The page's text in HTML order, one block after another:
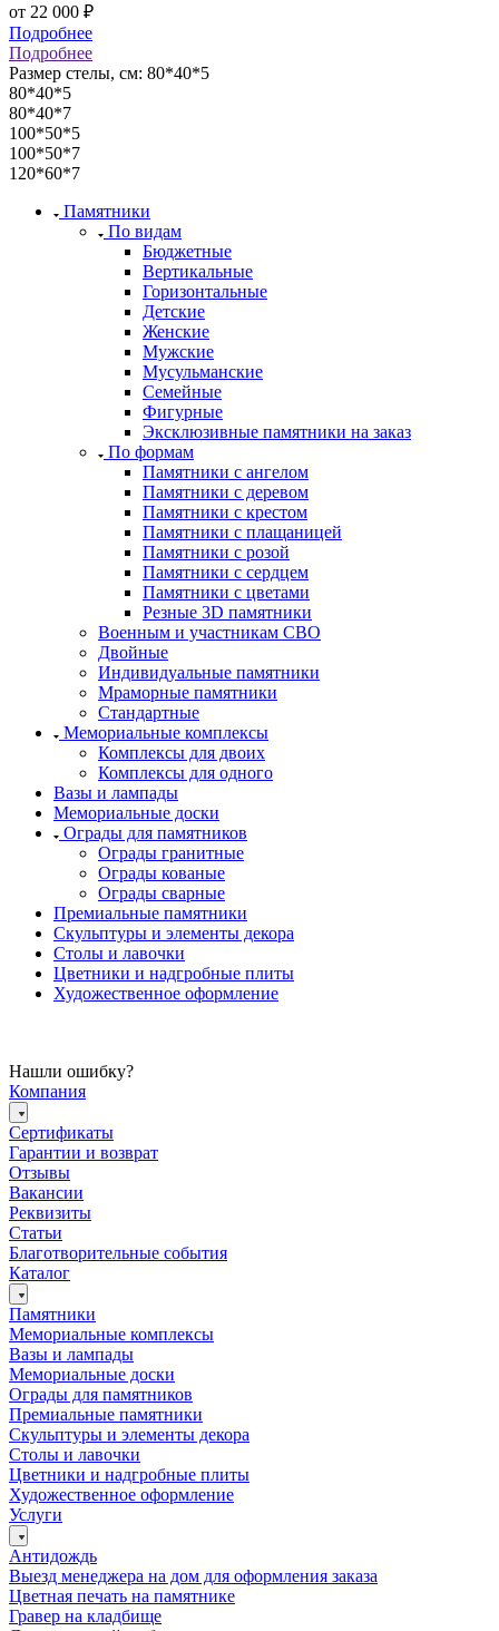
от 22 000 ₽
Подробнее
Подробнее
Размер стелы, см: 80*40*5
80*40*5
80*40*7
100*50*5
100*50*7
120*60*7
Памятники
По видам
Бюджетные
Вертикальные
Горизонтальные
Детские
Женские
Мужские
Мусульманские
Семейные
Фигурные
Эксклюзивные памятники на заказ
По формам
Памятники с ангелом
Памятники с деревом
Памятники с крестом
Памятники с плащаницей
Памятники с розой
Памятники с сердцем
Памятники с цветами
Резные 3D памятники
Военным и участникам СВО
Двойные
Индивидуальные памятники
Мраморные памятники
Стандартные
Мемориальные комплексы
Комплексы для двоих
Комплексы для одного
Вазы и лампады
Мемориальные доски
Ограды для памятников
Ограды гранитные
Ограды кованые
Ограды сварные
Премиальные памятники
Скульптуры и элементы декора
Столы и лавочки
Цветники и надгробные плиты
Художественное оформление
Нашли ошибку?
Компания
Сертификаты
Гарантии и возврат
Отзывы
Вакансии
Реквизиты
Статьи
Благотворительные события
Каталог
Памятники
Мемориальные комплексы
Вазы и лампады
Мемориальные доски
Ограды для памятников
Премиальные памятники
Скульптуры и элементы декора
Столы и лавочки
Цветники и надгробные плиты
Художественное оформление
Услуги
Антидождь
Выезд менеджера на дом для оформления заказа
Цветная печать на памятнике
Гравер на кладбище